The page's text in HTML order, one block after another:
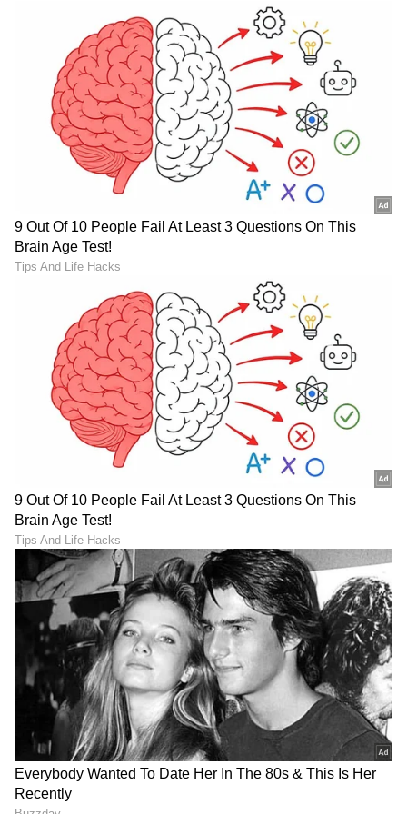
ಕನ್ನಡ ಸಿನಿಮಾ (
ಕಾರ್ಯಕ್ರಮಗಳು (
Kannada TV Shows), ಸೆಲೆಬ್ರಿಟಿ
ಸುದ್ದಿಗಳು ಮತ್ತು ಇತ್ತೀಚಿನ ಸುದ್ದಿಗಳಿಗಾಗಿ ಏಷ್ಯಾನೆಟ್
ಸುವರ್ಣ ನ್ಯೂಸ್‌ನಲ್ಲಿ ಮನರಂಜನಾ ವಿಭಾಗ ನೋಡಿ.
ಸಿನಿಮಾ ವಿಮರ್ಶೆಗಳು (Kannada Movies Review),
ತಾರೆಯರ ಸಂದರ್ಶನಗಳು, ಧಾರಾವಾಹಿ ಅಪ್‌ಡೇಟ್ಸ್‌,
ತೆರೆಮರೆಯ ಕಥೆಗಳು, OTT ರಿಲೀಸ್‌ ಗಳ ಬಗ್ಗೆ
ಮಾಹಿತಿಯೂ ಇಲ್ಲಿದೆ.
ABOUT THE AUTHOR
SN Santosh Naik
ನಾನು ಏಷ್ಯಾನೆಟ್ ಸುವರ್ಣ ನ್ಯೂಸ್.ಕಾಂನಲ್ಲಿ ಮುಖ್ಯ